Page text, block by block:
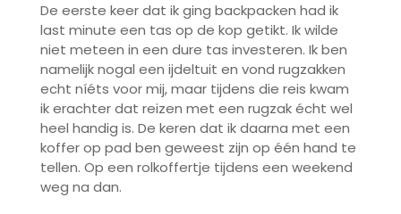
De eerste keer dat ik ging backpacken had ik
last minute een tas op de kop getikt. Ik wilde
niet meteen in een dure tas investeren. Ik ben
namelijk nogal een ijdeltuit en vond rugzakken
echt níéts voor mij, maar tijdens die reis kwam
ik erachter dat reizen met een rugzak écht wel
heel handig is. De keren dat ik daarna met een
koffer op pad ben geweest zijn op één hand te
tellen. Op een rolkoffertje tijdens een weekend
weg na dan.